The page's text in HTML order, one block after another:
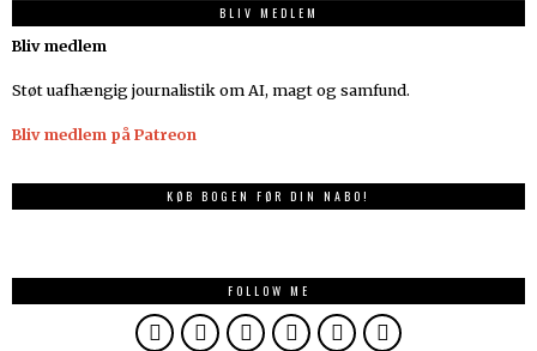
BLIV MEDLEM
Bliv medlem
Støt uafhængig journalistik om AI, magt og samfund.
Bliv medlem på Patreon
KØB BOGEN FØR DIN NABO!
FOLLOW ME